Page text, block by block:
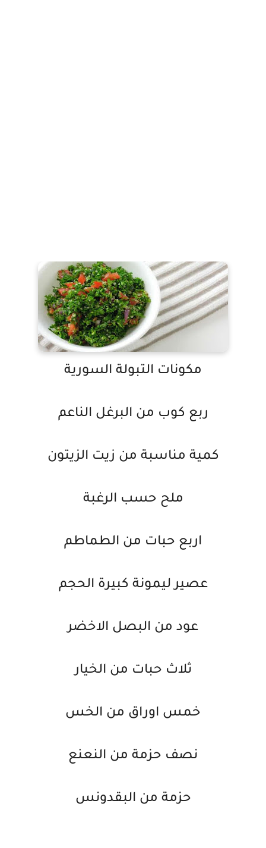
مكونات التبولة السورية
ربع كوب من البرغل الناعم
كمية مناسبة من زيت الزيتون
ملح حسب الرغبة
اربع حبات من الطماطم
عصير ليمونة كبيرة الحجم
عود من البصل الاخضر
ثلاث حبات من الخيار
خمس اوراق من الخس
نصف حزمة من النعنع
حزمة من البقدونس